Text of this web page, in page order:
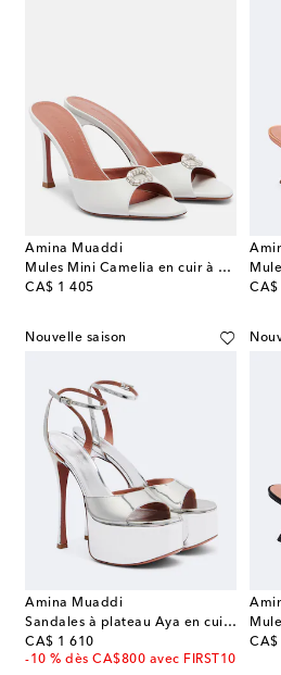
Amina Muaddi
Mules Mini Camelia en cuir à ornements
CA$ 1 405
original price
CA$
Nouvelle saison
Amina Muaddi
Sandales à plateau Aya en cuir métallisé
CA$ 1 610
original price
-10 % dès CA$800 avec FIRST10
CA$